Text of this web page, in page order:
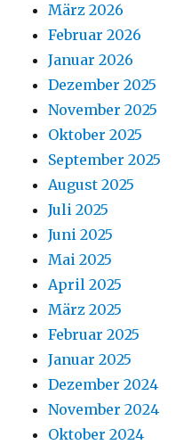
März 2026
Februar 2026
Januar 2026
Dezember 2025
November 2025
Oktober 2025
September 2025
August 2025
Juli 2025
Juni 2025
Mai 2025
April 2025
März 2025
Februar 2025
Januar 2025
Dezember 2024
November 2024
Oktober 2024